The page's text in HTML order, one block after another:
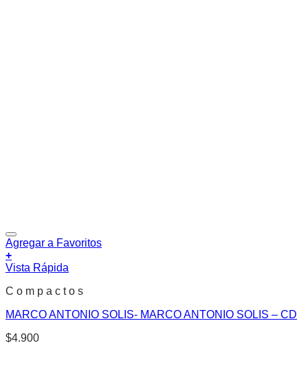
Agregar a Favoritos
+
Vista Rápida
C o m p a c t o s
MARCO ANTONIO SOLIS- MARCO ANTONIO SOLIS – CD
$4.900